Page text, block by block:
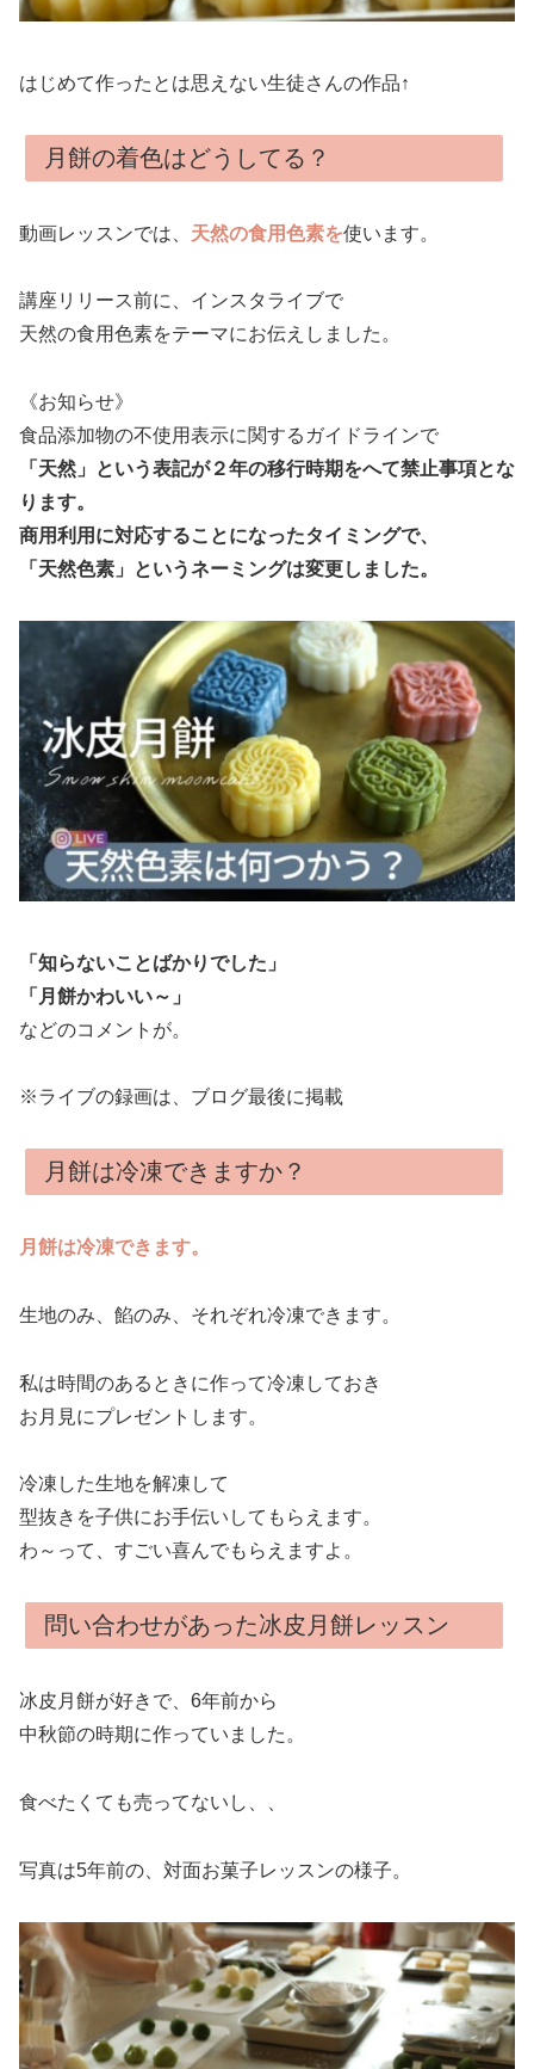
はじめて作ったとは思えない生徒さんの作品↑
月餅の着色はどうしてる？
動画レッスンでは、 天然の食用色素を使います。
講座リリース前に、インスタライブで
天然の食用色素をテーマにお伝えしました。
《お知らせ》
食品添加物の不使用表示に関するガイドラインで
「天然」という表記が２年の移行時期をへて禁止事項とな
ります。
商用利用に対応することになったタイミングで、
「天然色素」というネーミングは変更しました。
「知らないことばかりでした」
「月餅かわいい～」
などのコメントが。
※ライブの録画は、ブログ最後に掲載
月餅は冷凍できますか？
月餅は冷凍できます。
生地のみ、餡のみ、それぞれ冷凍できます。
私は時間のあるときに作って冷凍しておき
お月見にプレゼントします。
冷凍した生地を解凍して
型抜きを子供にお手伝いしてもらえます。
わ～って、すごい喜んでもらえますよ。
問い合わせがあった冰皮月餅レッスン
冰皮月餅が好きで、6年前から
中秋節の時期に作っていました。
食べたくても売ってないし、、
写真は5年前の、対面お菓子レッスンの様子。